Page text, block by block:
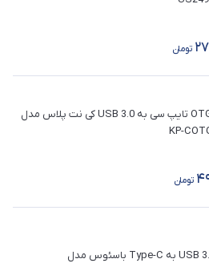
تومان
تبدیل OTG تایپ سی به USB 3.0 کی نت پلاس مدل
KP-
تومان
مبدل USB 3.1 به Type-C باسئوس مدل